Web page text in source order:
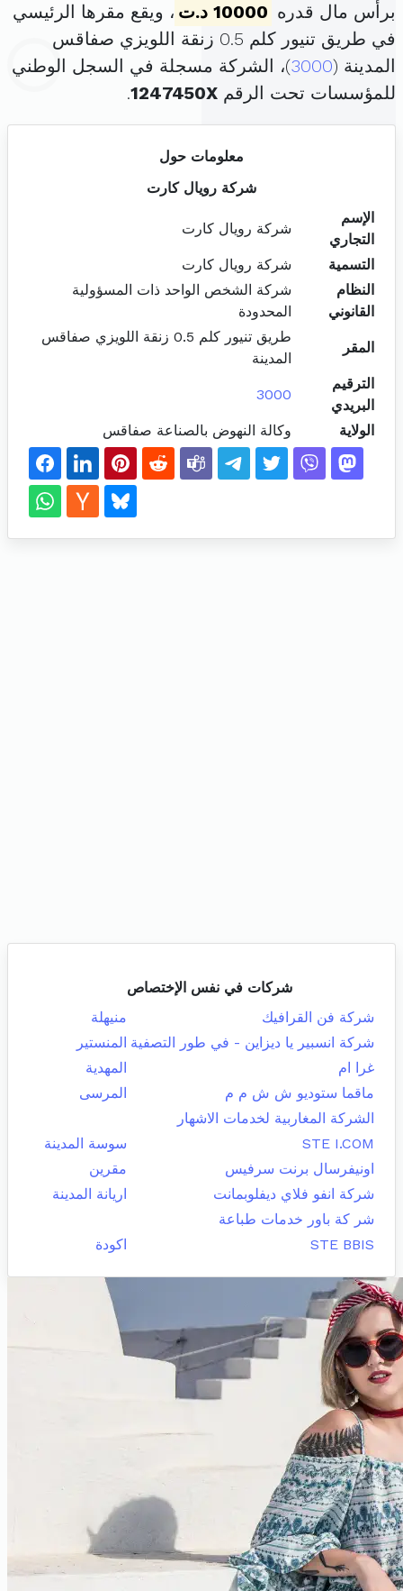
برأس مال قدره 10000 د.ت
، ويقع مقرها الرئيسي
في طريق تنيور كلم 0.5 زنقة اللويزي صفاقس
المدينة (3000)، الشركة مسجلة في السجل الوطني
للمؤسسات تحت الرقم 1247450X
.
معلومات حول
شركة رويال كارت
الإسم
التجاري
شركة رويال كارت
التسمية
شركة رويال كارت
النظام
القانوني
شركة الشخص الواحد ذات المسؤولية
المحدودة
المقر
طريق تنيور كلم 0.5 زنقة اللويزي صفاقس
المدينة
الترقيم
البريدي
3000
الولاية وكالة النهوض بالصناعة صفاقس
شركات في نفس الإختصاص
شركة فن القرافيك
منيهلة
شركة انسبير يا ديزاين - في طور التصفية المنستير
غرا ام
المهدية
ماقما ستوديو ش ش م م
المرسى
الشركة المغاربية لخدمات الاشهار
STE I.COM
سوسة المدينة
اونيفرسال برنت سرفيس
مقرين
شركة انفو فلاي ديفلوبمانت
اريانة المدينة
شر كة باور خدمات طباعة
STE BBIS
اكودة